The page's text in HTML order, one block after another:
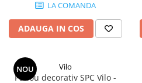
LA COMANDA
ADAUGA IN COS
NOU Vilo
Panou decorativ SPC Vilo -